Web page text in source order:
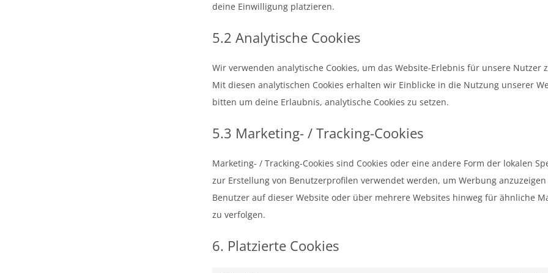
deine Einwilligung platzieren.
5.2 Analytische Cookies
Wir verwenden analytische Cookies, um das Website-Erlebnis für unsere Nutzer
Mit diesen analytischen Cookies erhalten wir Einblicke in die Nutzung unserer
bitten um deine Erlaubnis, analytische Cookies zu setzen.
5.3 Marketing- / Tracking-Cookies
Marketing- / Tracking-Cookies sind Cookies oder eine andere Form der lokalen
zur Erstellung von Benutzerprofilen verwendet werden, um Werbung
Benutzer auf dieser Website oder über mehrere Websites hinweg für ähnliche
zu verfolgen.
6. Platzierte Cookies